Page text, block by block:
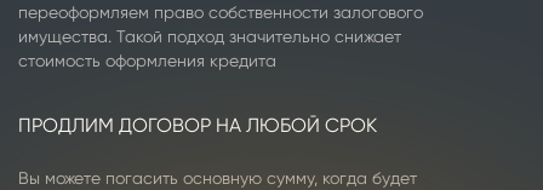
переоформляем право собственности залогового
имущества. Такой подход значительно снижает
стоимость оформления кредита
ПРОДЛИМ ДОГОВОР НА ЛЮБОЙ СРОК
Вы можете погасить основную сумму, когда будет